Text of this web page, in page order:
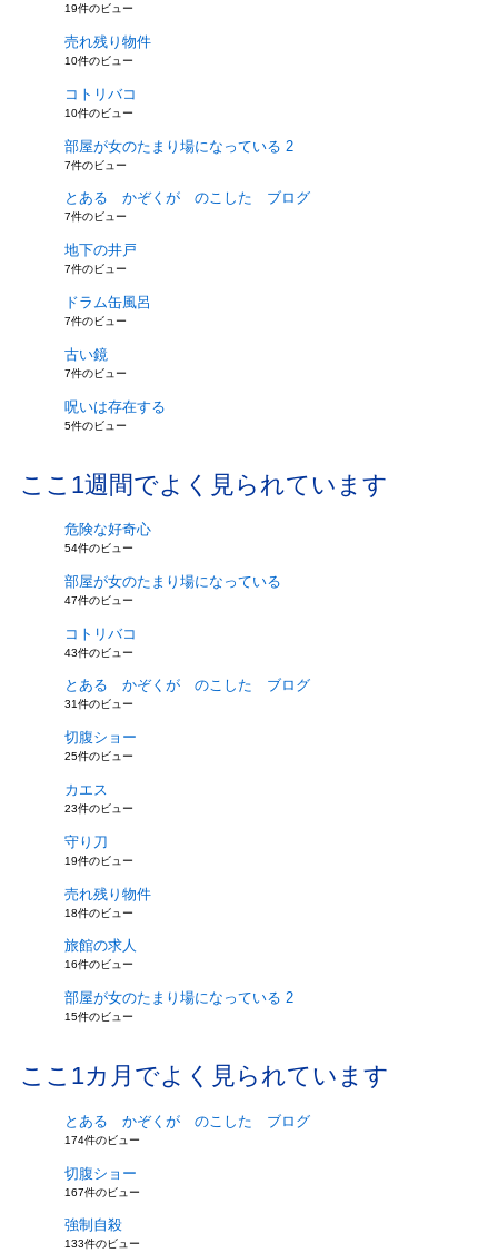
19件のビュー
売れ残り物件
10件のビュー
コトリバコ
10件のビュー
部屋が女のたまり場になっている 2
7件のビュー
とある かぞくが のこした ブログ
7件のビュー
地下の井戸
7件のビュー
ドラム缶風呂
7件のビュー
古い鏡
7件のビュー
呪いは存在する
5件のビュー
ここ1週間でよく見られています
危険な好奇心
54件のビュー
部屋が女のたまり場になっている
47件のビュー
コトリバコ
43件のビュー
とある かぞくが のこした ブログ
31件のビュー
切腹ショー
25件のビュー
カエス
23件のビュー
守り刀
19件のビュー
売れ残り物件
18件のビュー
旅館の求人
16件のビュー
部屋が女のたまり場になっている 2
15件のビュー
ここ1カ月でよく見られています
とある かぞくが のこした ブログ
174件のビュー
切腹ショー
167件のビュー
強制自殺
133件のビュー